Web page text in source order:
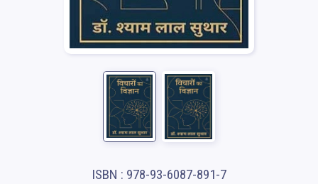
ISBN : 978-93-6087-891-7